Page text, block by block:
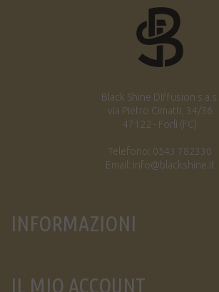
Black Shine Diffusion s.a.s.
via Pietro Cimatti, 34/36
47122 - Forlì (FC)
Telefono: 0543 782330
Email: info@blackshine.it
INFORMAZIONI
IL MIO ACCOUNT